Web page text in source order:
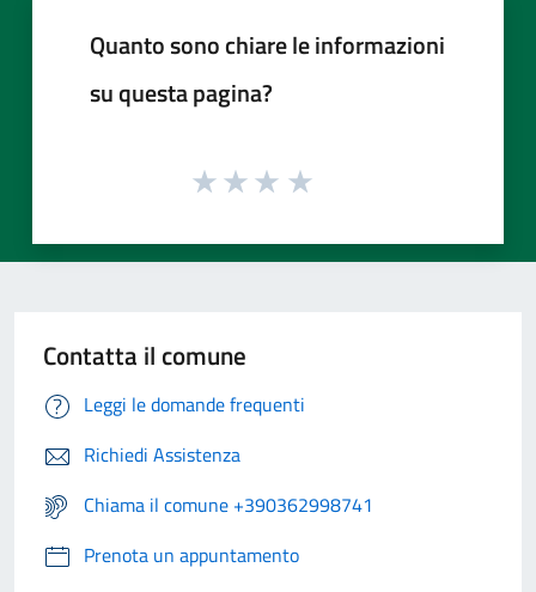
Quanto sono chiare le informazioni
su questa pagina?
Contatta il comune
Leggi le domande frequenti
Richiedi Assistenza
Chiama il comune +390362998741
Prenota un appuntamento